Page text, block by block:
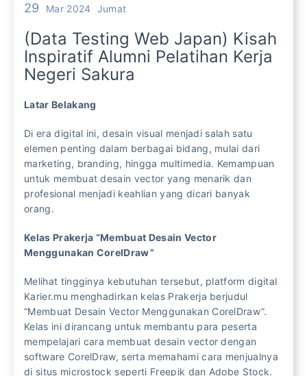
29 Mar 2024 Jumat
(Data Testing Web Japan) Kisah
Inspiratif Alumni Pelatihan Kerja
Negeri Sakura
Latar Belakang
Di era digital ini, desain visual menjadi salah satu
elemen penting dalam berbagai bidang, mulai dari
marketing, branding, hingga multimedia. Kemampuan
untuk membuat desain vector yang menarik dan
profesional menjadi keahlian yang dicari banyak
orang.
Kelas Prakerja “Membuat Desain Vector
Menggunakan CorelDraw”
Melihat tingginya kebutuhan tersebut, platform digital
Karier.mu menghadirkan kelas Prakerja berjudul
“Membuat Desain Vector Menggunakan CorelDraw”.
Kelas ini dirancang untuk membantu para peserta
mempelajari cara membuat desain vector dengan
software CorelDraw, serta memahami cara menjualnya
di situs microstock seperti Freepik dan Adobe Stock.